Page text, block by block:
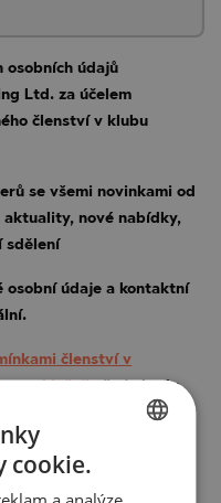
osobních údajů
Ltd. za účelem
členství v klubu
se všemi novinkami od
aktuality, nové nabídky,
sdělení
osobní údaje a kontaktní
členství v
prohlašuji
, že je budu
BULGARIAN
cookie.
a analýze